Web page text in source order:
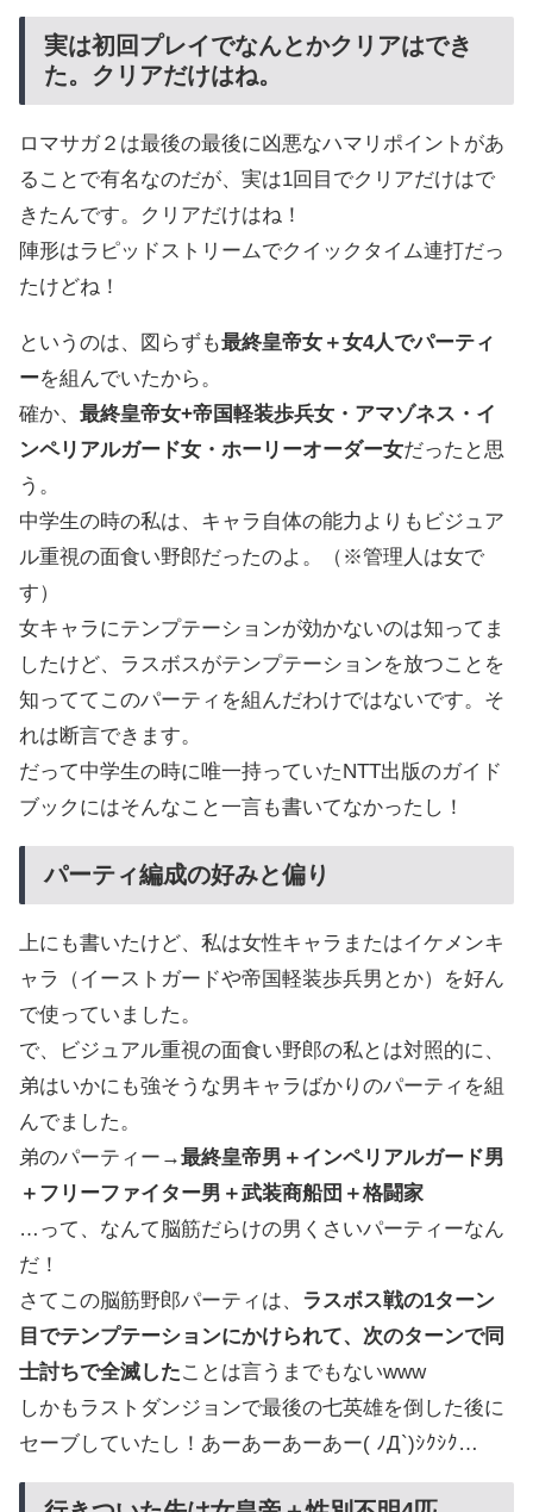
実は初回プレイでなんとかクリアはでき
た。クリアだけはね。
ロマサガ２は最後の最後に凶悪なハマリポイントがあ
ることで有名なのだが、実は1回目でクリアだけはで
きたんです。クリアだけはね！
陣形はラピッドストリームでクイックタイム連打だっ
たけどね！
というのは、図らずも最終皇帝女＋女4人でパーティ
ーを組んでいたから。
確か、 最終皇帝女+帝国軽装歩兵女・アマゾネス・イ
ンペリアルガード女・ホーリーオーダー女だったと思
う。
中学生の時の私は、キャラ自体の能力よりもビジュア
ル重視の面食い野郎だったのよ。（※管理人は女で
す）
女キャラにテンプテーションが効かないのは知ってま
したけど、ラスボスがテンプテーションを放つことを
知っててこのパーティを組んだわけではないです。そ
れは断言できます。
だって中学生の時に唯一持っていたNTT出版のガイド
ブックにはそんなこと一言も書いてなかったし！
パーティ編成の好みと偏り
上にも書いたけど、私は女性キャラまたはイケメンキ
ャラ（イーストガードや帝国軽装歩兵男とか）を好ん
で使っていました。
で、ビジュアル重視の面食い野郎の私とは対照的に、
弟はいかにも強そうな男キャラばかりのパーティを組
んでました。
弟のパーティー→最終皇帝男＋インペリアルガード男
＋フリーファイター男＋武装商船団＋格闘家
…って、なんて脳筋だらけの男くさいパーティーなん
だ！
さてこの脳筋野郎パーティは、 ラスボス戦の1ターン
目でテンプテーションにかけられて、次のターンで同
士討ちで全滅したことは言うまでもないwww
しかもラストダンジョンで最後の七英雄を倒した後に
セーブしていたし！あーあーあーあー( ﾉД`)ｼｸｼｸ…